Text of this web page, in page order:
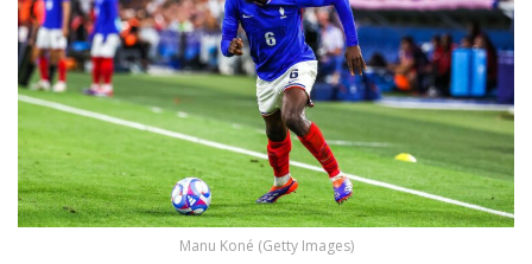
Manu Koné (Getty Images)